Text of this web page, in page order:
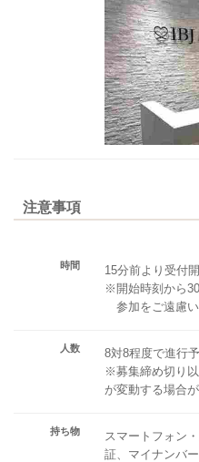
注意事項
時間
15分前より受付
※開始時刻から
参加をご遠慮い
人数
8対8程度で進行
※募集締め切り
が変動する場合
持ち物
スマートフォン
証、マイナンバ